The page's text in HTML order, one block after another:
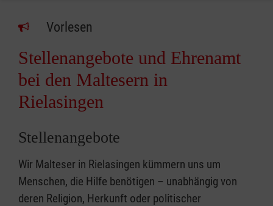
Vorlesen
Stellenangebote und Ehrenamt
bei den Maltesern in
Rielasingen
Stellenangebote
Wir Malteser in Rielasingen kümmern uns um
Menschen, die Hilfe benötigen – unabhängig von
deren Religion, Herkunft oder politischer